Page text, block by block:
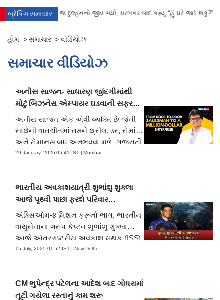
બ્રેકિંગ સમાચાર
રાત્રે જ દુલ્હનનો જીવ ગયો, ધરપકડ બાદ કહ્યું “હું ઘરે જઈ શકું?” ‘હું
હોમ > સમાચાર > વીડિયોઝ
સમાચાર વીડિયોઝ
અનીસ સાજનઃ સાધારણ જીંદગીમાંથી
મોટું બિઝનેસ એમ્પાયર ઘડવાની સફરની
વાત
અનીસ સાજન એક એવી વ્યક્તિ છે જેની
સાથેની વાતચીતમાં તમને થ્રીલ, ડર, રોમાંચ
અને રોમાનસ બધું અનુભવવા મળે. ગુજરાતી
મિડ-ડે ડૉટ કોમ સાથેની વિશેષ વાતચીતમાં
કર્યો અને ડોર ટુ ડોર માર્કેટિંગ પણ કર્યું. એ
દિવસોમાંથી જીવેલા અનીસ સાજને આજે
દુબઈમાં પોતાનું એમ્પાયર ખડું કર્યું છે, તેમનો
ક્રિકેટ અને ફિલ્મોનો પ્રેમ પણ પ્રચિલત
છે. જાણીએ તેમની સફળતાના રસ્તામાં
29 January, 2026 05:41 IST | Mumbai
ભારતીય અવકાશયાત્રી શુભાંશુ શુક્લા
આજે પૃથ્વી પાછા ફરશે પરિવાર
આતુરતાથી રાહ જુએ
એક્સિઓમ-૪ મિશન ક્રૂનો ભાગ, ભારતીય
વાયુસેનાના ગ્રુપ કેપ્ટન શુભાંશુ શુક્લા
આજે આંતરરાષ્ટ્રીય અવકાશ મથક (ISS)
થી પૃથ્વી પર પાછા ફરવાના છે. લખનૌમાં
ભવ્ય સ્વાગતની તૈયારી કરી રહ્યો છે.
એક્સ-૪ ક્રૂમાં કમાન્ડર પેગી વ્હિટસન,
15 July, 2025 01:52 IST | New Delhi
CM ભુપેન્દ્ર પટેલના આદેશ બાદ ગોધરામાં
તૂટી ગયેલા રસ્તાનું કામ શરૂ